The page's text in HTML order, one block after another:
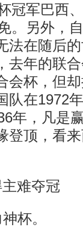
冠军巴西
。另外，
法在随后
去年的联
会杯，但
队在1972
年，凡是
登顶，看
难夺冠
杯。